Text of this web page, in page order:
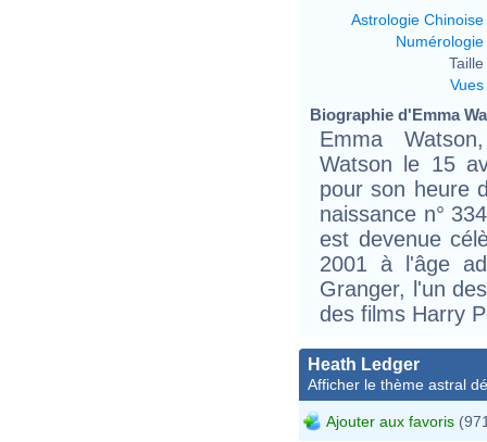
Astrologie Chinoise
Numérologie
Taille
Vues
Biographie d'Emma
Emma
Watson le 15
pour son heure
naissance n°
est devenue
2001 à l'âge
Granger, l'un
des films Harry
Heath Ledger
Afficher le thème astral
Ajouter aux favoris